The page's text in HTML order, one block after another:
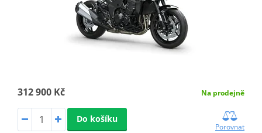
312 900 Kč Na prodejně
Do košíku
Porovnat